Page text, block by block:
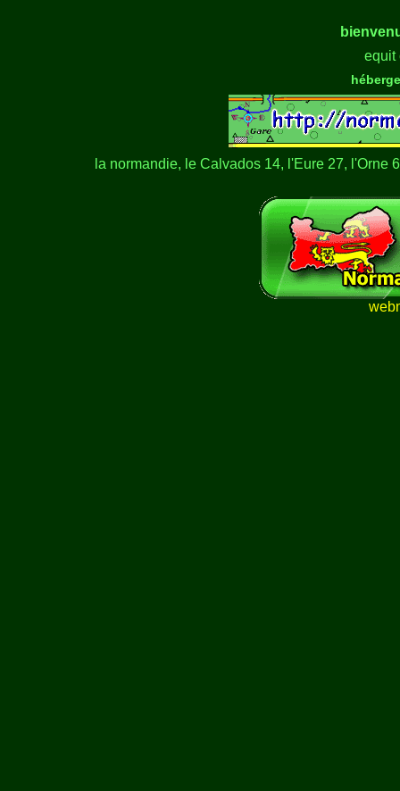
equit
la normandie, le Calvados 14, l'Eure 27, l'Orne